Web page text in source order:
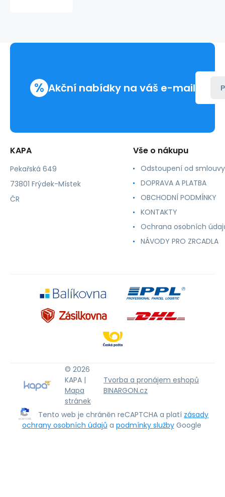
% Akční nabídky na váš e-mail
KAPA
Pekařská 649
73801 Frýdek-Místek
ČR
Vše o nákupu
Odstoupení od smlouvy
DOPRAVA A PLATBA
OBCHODNÍ PODMÍNKY
KONTAKTY
Ochrana osobních
NÁVODY PRO ZRCADLA
© 2026
KAPA |
Mapa
stránek
Tvorba a pronájem eshopů
BINARGON.cz
Tento web je chráněn reCAPTCHA a platí zásady
ochrany osobních údajů a podmínky služby Google